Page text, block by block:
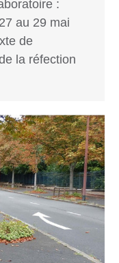
:
au 29 mai
de
la réfection